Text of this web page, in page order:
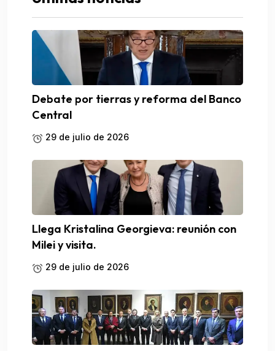
Debate por tierras y reforma del Banco
Central
29 de julio de 2026
Llega Kristalina Georgieva: reunión con
Milei y visita.
29 de julio de 2026